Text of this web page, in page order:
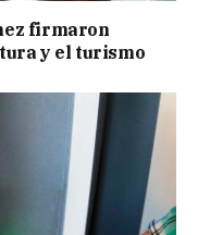
firmaron
y el turismo